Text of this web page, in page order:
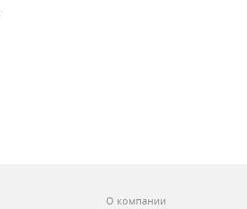
О компании